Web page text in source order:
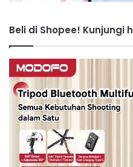
Beli di Shopee! Kunjungi